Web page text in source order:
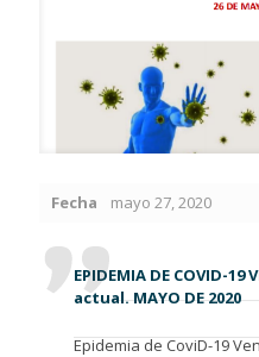
Fecha mayo 27, 2020
EPIDEMIA DE COVID-
actual. MAYO DE 2020
Epidemia de CoviD-19